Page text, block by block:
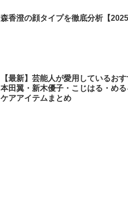
森香澄の顔タイプを徹底分析【2025
【最新】芸能人が愛用しているお
本田翼・新木優子・こじはる・め
ケアアイテムまとめ